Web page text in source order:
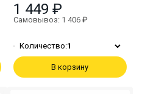
1 449 ₽
Самовывоз: 1 406 ₽
Количество:1
В корзину